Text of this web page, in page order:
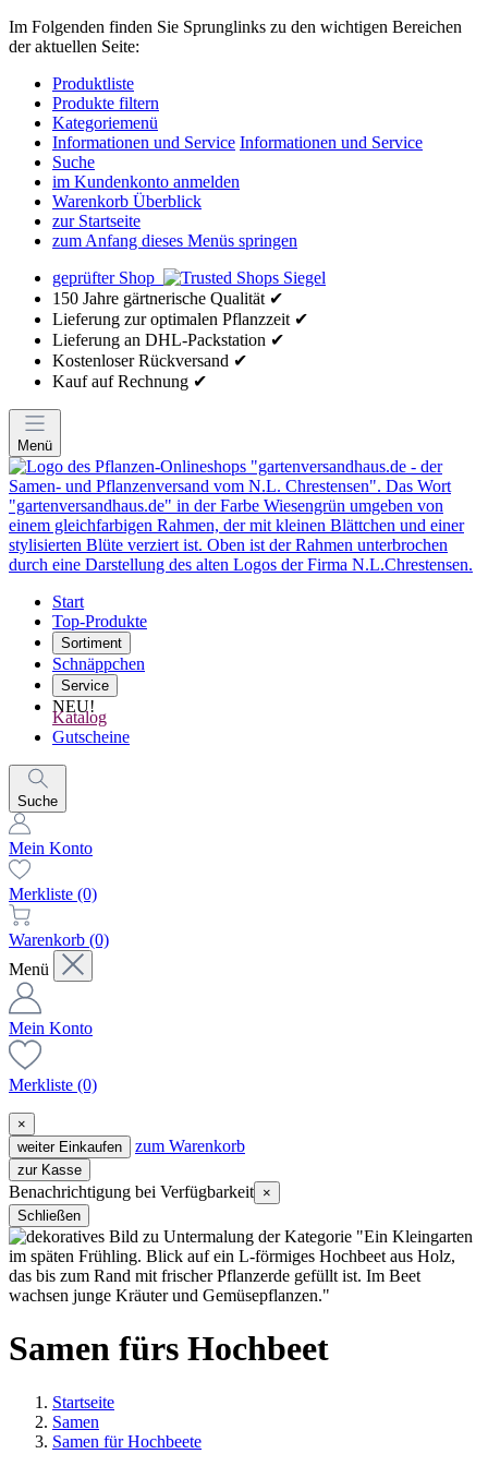
Im Folgenden finden Sie Sprunglinks zu den wichtigen Bereichen
der aktuellen Seite:
Produktliste
Produkte filtern
Kategoriemenü
Informationen und Service Informationen und Service
Suche
im Kundenkonto anmelden
Warenkorb Überblick
zur Startseite
zum Anfang dieses Menüs springen
geprüfter Shop
150 Jahre gärtnerische Qualität ✔
Lieferung zur optimalen Pflanzzeit ✔
Lieferung an DHL-Packstation ✔
Kostenloser Rückversand ✔
Kauf auf Rechnung ✔
Menü
Start
Top-Produkte
Sortiment
Schnäppchen
Service
NEU!
Katalog
Gutscheine
Suche
Mein Konto
Merkliste (0)
Warenkorb (0)
Menü
Mein Konto
Merkliste (0)
×
weiter Einkaufen
zum Warenkorb
zur Kasse
Benachrichtigung bei Verfügbarkeit ×
Schließen
Samen fürs Hochbeet
Startseite
Samen
Samen für Hochbeete